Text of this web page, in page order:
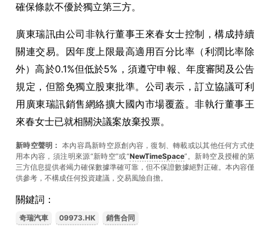
確保條款不優於獨立第三方。
廣東瑞訊由公司非執行董事王來春女士控制，構成持續
關連交易。因年度上限最高適用百分比率（利潤比率除
外）高於0.1%但低於5%，須遵守申報、年度審閱及公告
規定，但豁免獨立股東批準。公司表示，訂立協議可利
用廣東瑞訊銷售網絡擴大國內市場覆蓋。非執行董事王
來春女士已就相關決議案放棄投票。
新時空聲明： 本內容爲新時空原創內容，復制、轉載或以其他任何方式使
用本內容，須注明來源“新時空”或“NewTimeSpace”。新時空及授權的第
三方信息提供者竭力確保數據準確可靠，但不保證數據絕對正確。本內容僅
供參考，不構成任何投資建議，交易風險自擔。
關鍵詞：
奇瑞汽車 09973.HK 銷售合同